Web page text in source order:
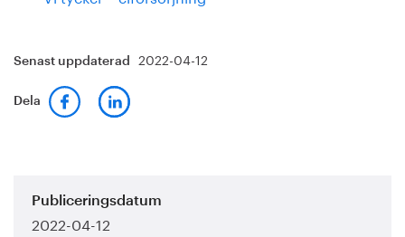
Senast uppdaterad 2022-04-12
Dela
Publiceringsdatum
2022-04-12